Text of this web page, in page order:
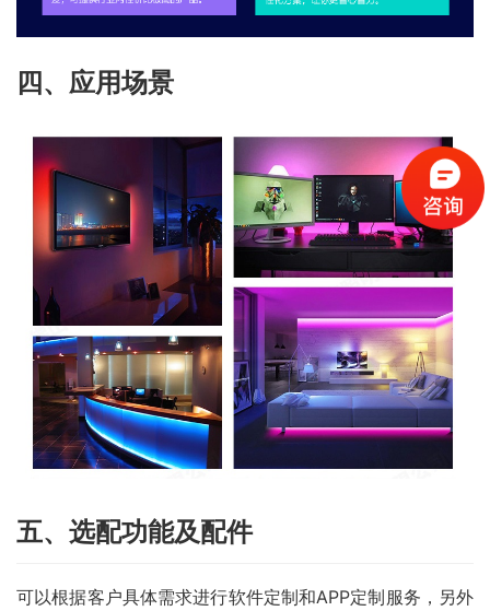
四、应用场景
五、选配功能及配件
可以根据客户具体需求进行软件定制和APP定制服务，另外